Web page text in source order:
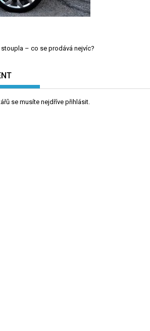
stoupla – co se prodává nejvíc?
se musíte nejdříve přihlásit.